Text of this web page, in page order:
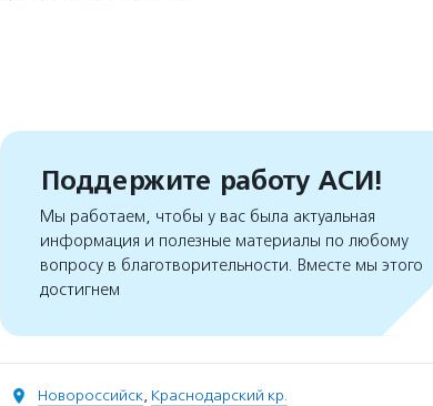
Поддержите работу АСИ!
Мы работаем, чтобы у вас была актуальная
информация и полезные материалы по любому
вопросу в благотворительности. Вместе мы этого
достигнем
Новороссийск, Краснодарский кр.